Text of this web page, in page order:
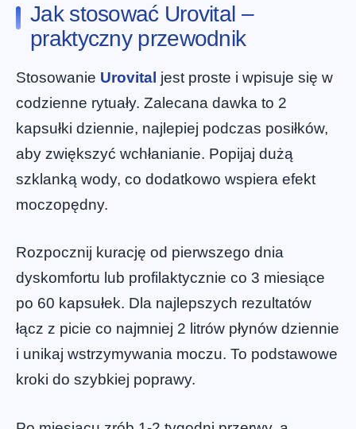
Jak stosować Urovital –
praktyczny przewodnik
Stosowanie Urovital jest proste i wpisuje się w
codzienne rytuały. Zalecana dawka to 2
kapsułki dziennie, najlepiej podczas posiłków,
aby zwiększyć wchłanianie. Popijaj dużą
szklanką wody, co dodatkowo wspiera efekt
moczopędny.
Rozpocznij kurację od pierwszego dnia
dyskomfortu lub profilaktycznie co 3 miesiące
po 60 kapsułek. Dla najlepszych rezultatów
łącz z picie co najmniej 2 litrów płynów dziennie
i unikaj wstrzymywania moczu. To podstawowe
kroki do szybkiej poprawy.